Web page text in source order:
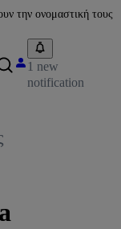
την ονομαστική τους
1 new
notification